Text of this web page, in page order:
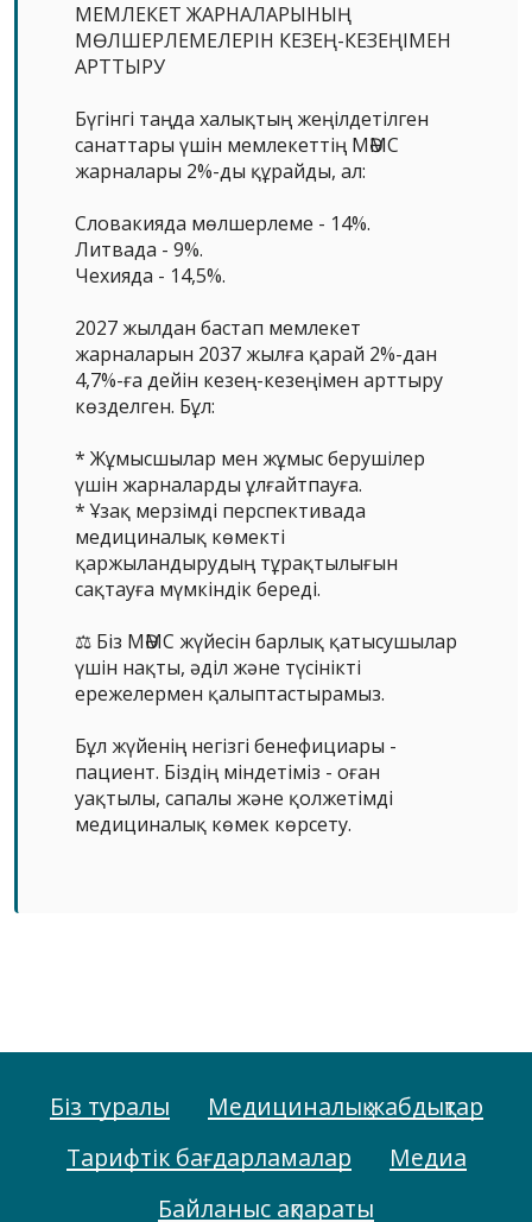
МЕМЛЕКЕТ ЖАРНАЛАРЫНЫҢ
МӨЛШЕРЛЕМЕЛЕРІН КЕЗЕҢ-КЕЗЕҢІМЕН
АРТТЫРУ
Бүгінгі таңда халықтың жеңілдетілген
санаттары үшін мемлекеттің МӘМС
жарналары 2%-ды құрайды, ал:
Словакияда мөлшерлеме - 14%.
Литвада - 9%.
Чехияда - 14,5%.
2027 жылдан бастап мемлекет
жарналарын 2037 жылға қарай 2%-дан
4,7%-ға дейін кезең-кезеңімен арттыру
көзделген. Бұл:
* Жұмысшылар мен жұмыс берушілер
үшін жарналарды ұлғайтпауға.
* Ұзақ мерзімді перспективада
медициналық көмекті
қаржыландырудың тұрақтылығын
сақтауға мүмкіндік береді.
⚖️ Біз МӘМС жүйесін барлық қатысушылар
үшін нақты, әділ және түсінікті
ережелермен қалыптастырамыз.
Бұл жүйенің негізгі бенефициары -
пациент. Біздің міндетіміз - оған
уақтылы, сапалы және қолжетімді
медициналық көмек көрсету.
Біз туралы
Медициналық жабдықтар
Тарифтік бағдарламалар
Медиа
Байланыс ақпараты